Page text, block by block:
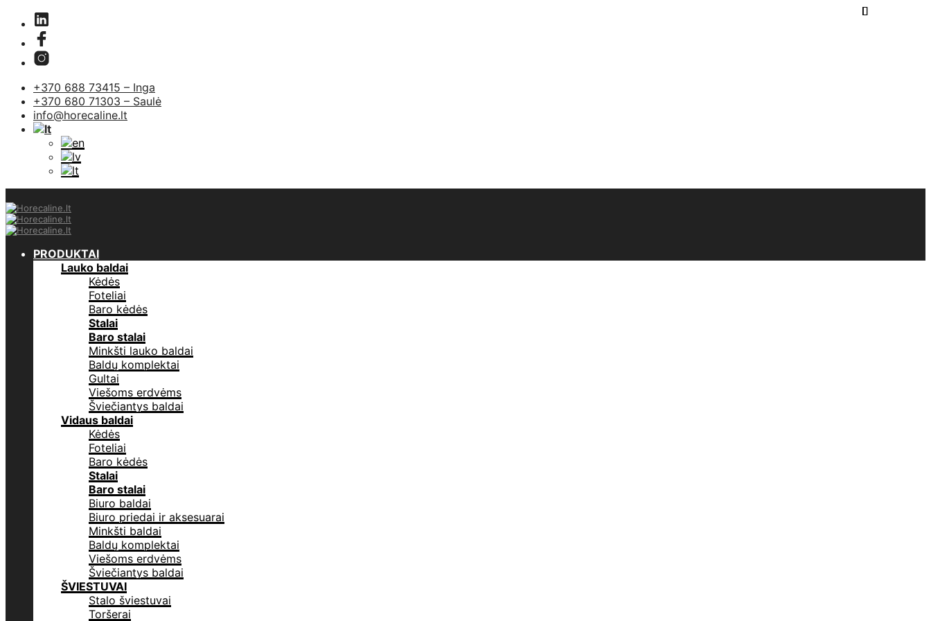
+370 688 73415 – Inga
+370 680 71303 – Saulė
info@horecaline.lt
PRODUKTAI
Lauko baldai
Kėdės
Foteliai
Baro kėdės
Stalai
Baro stalai
Minkšti lauko baldai
Baldų komplektai
Gultai
Viešoms erdvėms
Šviečiantys baldai
Vidaus baldai
Kėdės
Foteliai
Baro kėdės
Stalai
Baro stalai
Biuro baldai
Biuro priedai ir aksesuarai
Minkšti baldai
Baldų komplektai
Viešoms erdvėms
Šviečiantys baldai
ŠVIESTUVAI
Stalo šviestuvai
Toršerai